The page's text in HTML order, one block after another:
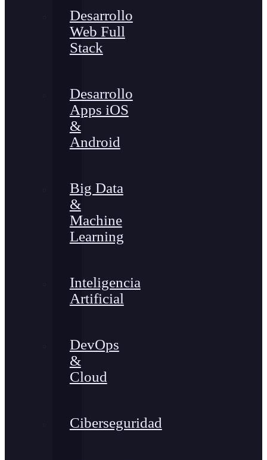
Desarrollo
Web Full
Stack
Desarrollo
Apps iOS
&
Android
Big Data
&
Machine
Learning
Inteligencia
Artificial
DevOps
&
Cloud
Ciberseguridad